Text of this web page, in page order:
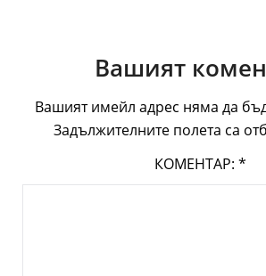
Вашият
Вашият имейл адрес няма да
Задължителните полета са
КОМЕНТАР: *